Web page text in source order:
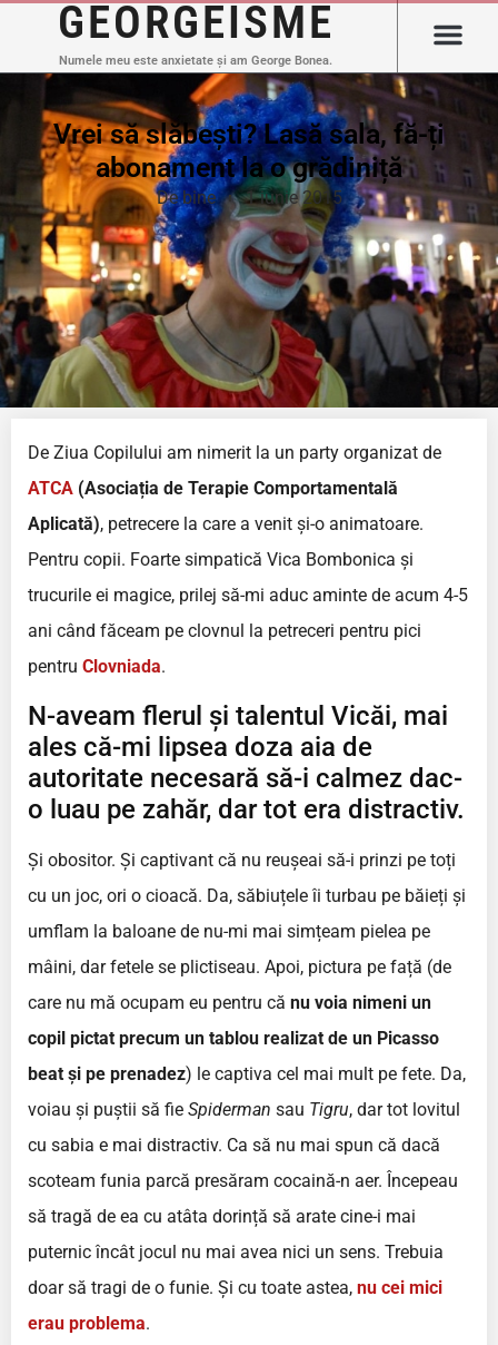
GEORGEISME
Numele meu este anxietate și am George Bonea.
Vrei să slăbești? Lasă sala, fă-ți
abonament la o grădiniță
De bine 1 iunie 2015
De Ziua Copilului am nimerit la un party organizat de
ATCA (Asociația de Terapie Comportamentală
Aplicată), petrecere la care a venit și-o animatoare.
Pentru copii. Foarte simpatică Vica Bombonica și
trucurile ei magice, prilej să-mi aduc aminte de acum 4-5
ani când făceam pe clovnul la petreceri pentru pici
pentru Clovniada.
N-aveam flerul și talentul Vicăi, mai
ales că-mi lipsea doza aia de
autoritate necesară să-i calmez dac-
o luau pe zahăr, dar tot era distractiv.
Și obositor. Și captivant că nu reușeai să-i prinzi pe toți
cu un joc, ori o cioacă. Da, săbiuțele îi turbau pe băieți și
umflam la baloane de nu-mi mai simțeam pielea pe
mâini, dar fetele se plictiseau. Apoi, pictura pe față (de
care nu mă ocupam eu pentru că nu voia nimeni un
copil pictat precum un tablou realizat de un Picasso
beat și pe prenadez) le captiva cel mai mult pe fete. Da,
voiau și puștii să fie Spiderman sau Tigru, dar tot lovitul
cu sabia e mai distractiv. Ca să nu mai spun că dacă
scoteam funia parcă presăram cocaină-n aer. Începeau
să tragă de ea cu atâta dorință să arate cine-i mai
puternic încât jocul nu mai avea nici un sens. Trebuia
doar să tragi de o funie. Și cu toate astea, nu cei mici
erau problema.